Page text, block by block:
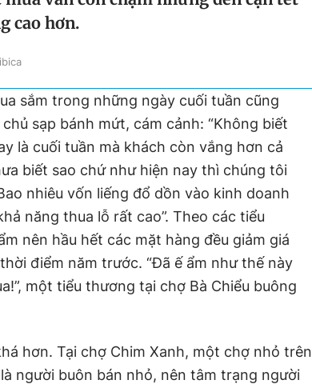
cao hơn.
sắm trong những ngày cuối tuần cũng
sạp bánh mứt, cám cảnh: “Không biết
là cuối tuần mà khách còn vắng hơn cả
biết sao chứ như hiện nay thì chúng tôi
nhiêu vốn liếng đổ dồn vào kinh doanh
năng thua lỗ rất cao”. Theo các tiểu
nên hầu hết các mặt hàng đều giảm giá
điểm năm trước. “Đã ế ẩm như thế này
một tiểu thương tại chợ Bà Chiểu buông
hơn. Tại chợ Chim Xanh, một chợ nhỏ trên
là người buôn bán nhỏ, nên tâm trạng người